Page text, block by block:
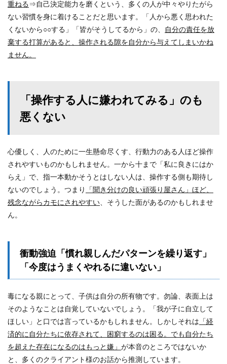
重ねる⇒自己決定能力を磨くという、多くの人が中々やりたがら
ない習慣を身に着けることだと思います。「人から悪く思われた
くないから○○する」「皆がそうしてるから」の、
自分の責任を放
棄する打算があると、操作される隙を自分から与えてしまいかね
ません。
「操作する人に嫌われてみる」のも
悪くない
心優しく、人のために一生懸命尽くす、行動力のある人ほど操作
されやすいものかもしれません。一から十まで「私に良きにはか
らえ」で、指一本動かそうとはしない人は、操作する側も期待し
ないのでしょう。つまり
「聞き分けの良い頑張り屋さん」ほど、
残念ながらカモにされやすい 、そうした面があるのかもしれませ
ん。
衝動強迫「慣れ親しんだパターンを繰り返す」
「今度はうまくやれるに違いない」
毒になる親にとって、子供は自分の所有物です。勿論、表面上は
そのようなことは自覚していないでしょう。「我が子に自立して
ほしい」と口では言っているかもしれません。しかしそれは 「経
済的に自分たちに依存されて、困窮するのは困る。でも自分たち
を超えた存在になるのはもっと嫌」 が本音のところではないか
と、多くのクライアント様のお話から推測しています。